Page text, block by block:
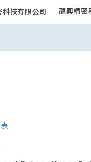
龍興精密